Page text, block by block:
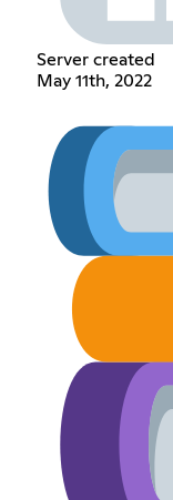
Server created
May 11th, 2022